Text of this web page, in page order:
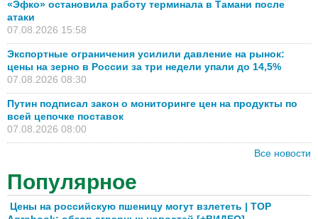
«Эфко» остановила работу терминала в Тамани после
атаки
07.08.2026 15:58
Экспортные ограничения усилили давление на рынок:
цены на зерно в России за три недели упали до 14,5%
07.08.2026 08:30
Путин подписал закон о мониторинге цен на продукты по
всей цепочке поставок
07.08.2026 08:00
Все новости
Популярное
Цены на российскую пшеницу могут взлететь | TOP